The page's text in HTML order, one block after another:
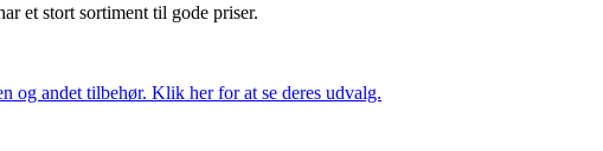
et stort sortiment til gode priser.
og andet tilbehør. Klik her for at se deres udvalg.